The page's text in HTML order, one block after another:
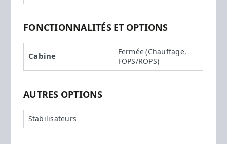
FONCTIONNALITÉS ET OPTIONS
Cabine
Fermée (Chauffage,
FOPS/ROPS)
AUTRES OPTIONS
Stabilisateurs